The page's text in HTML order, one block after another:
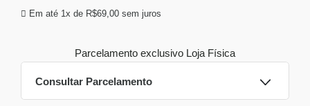
Em até 1x de R$69,00 sem juros
Parcelamento exclusivo Loja Física
Consultar Parcelamento